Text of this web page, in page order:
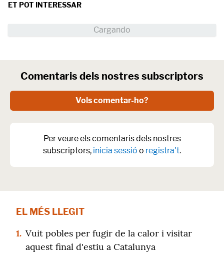
ET POT INTERESSAR
Comentaris dels nostres subscriptors
Vols comentar-ho?
Per veure els comentaris dels nostres
subscriptors, inicia sessió o registra't.
EL MÉS LLEGIT
1. Vuit pobles per fugir de la calor i visitar
aquest final d'estiu a Catalunya